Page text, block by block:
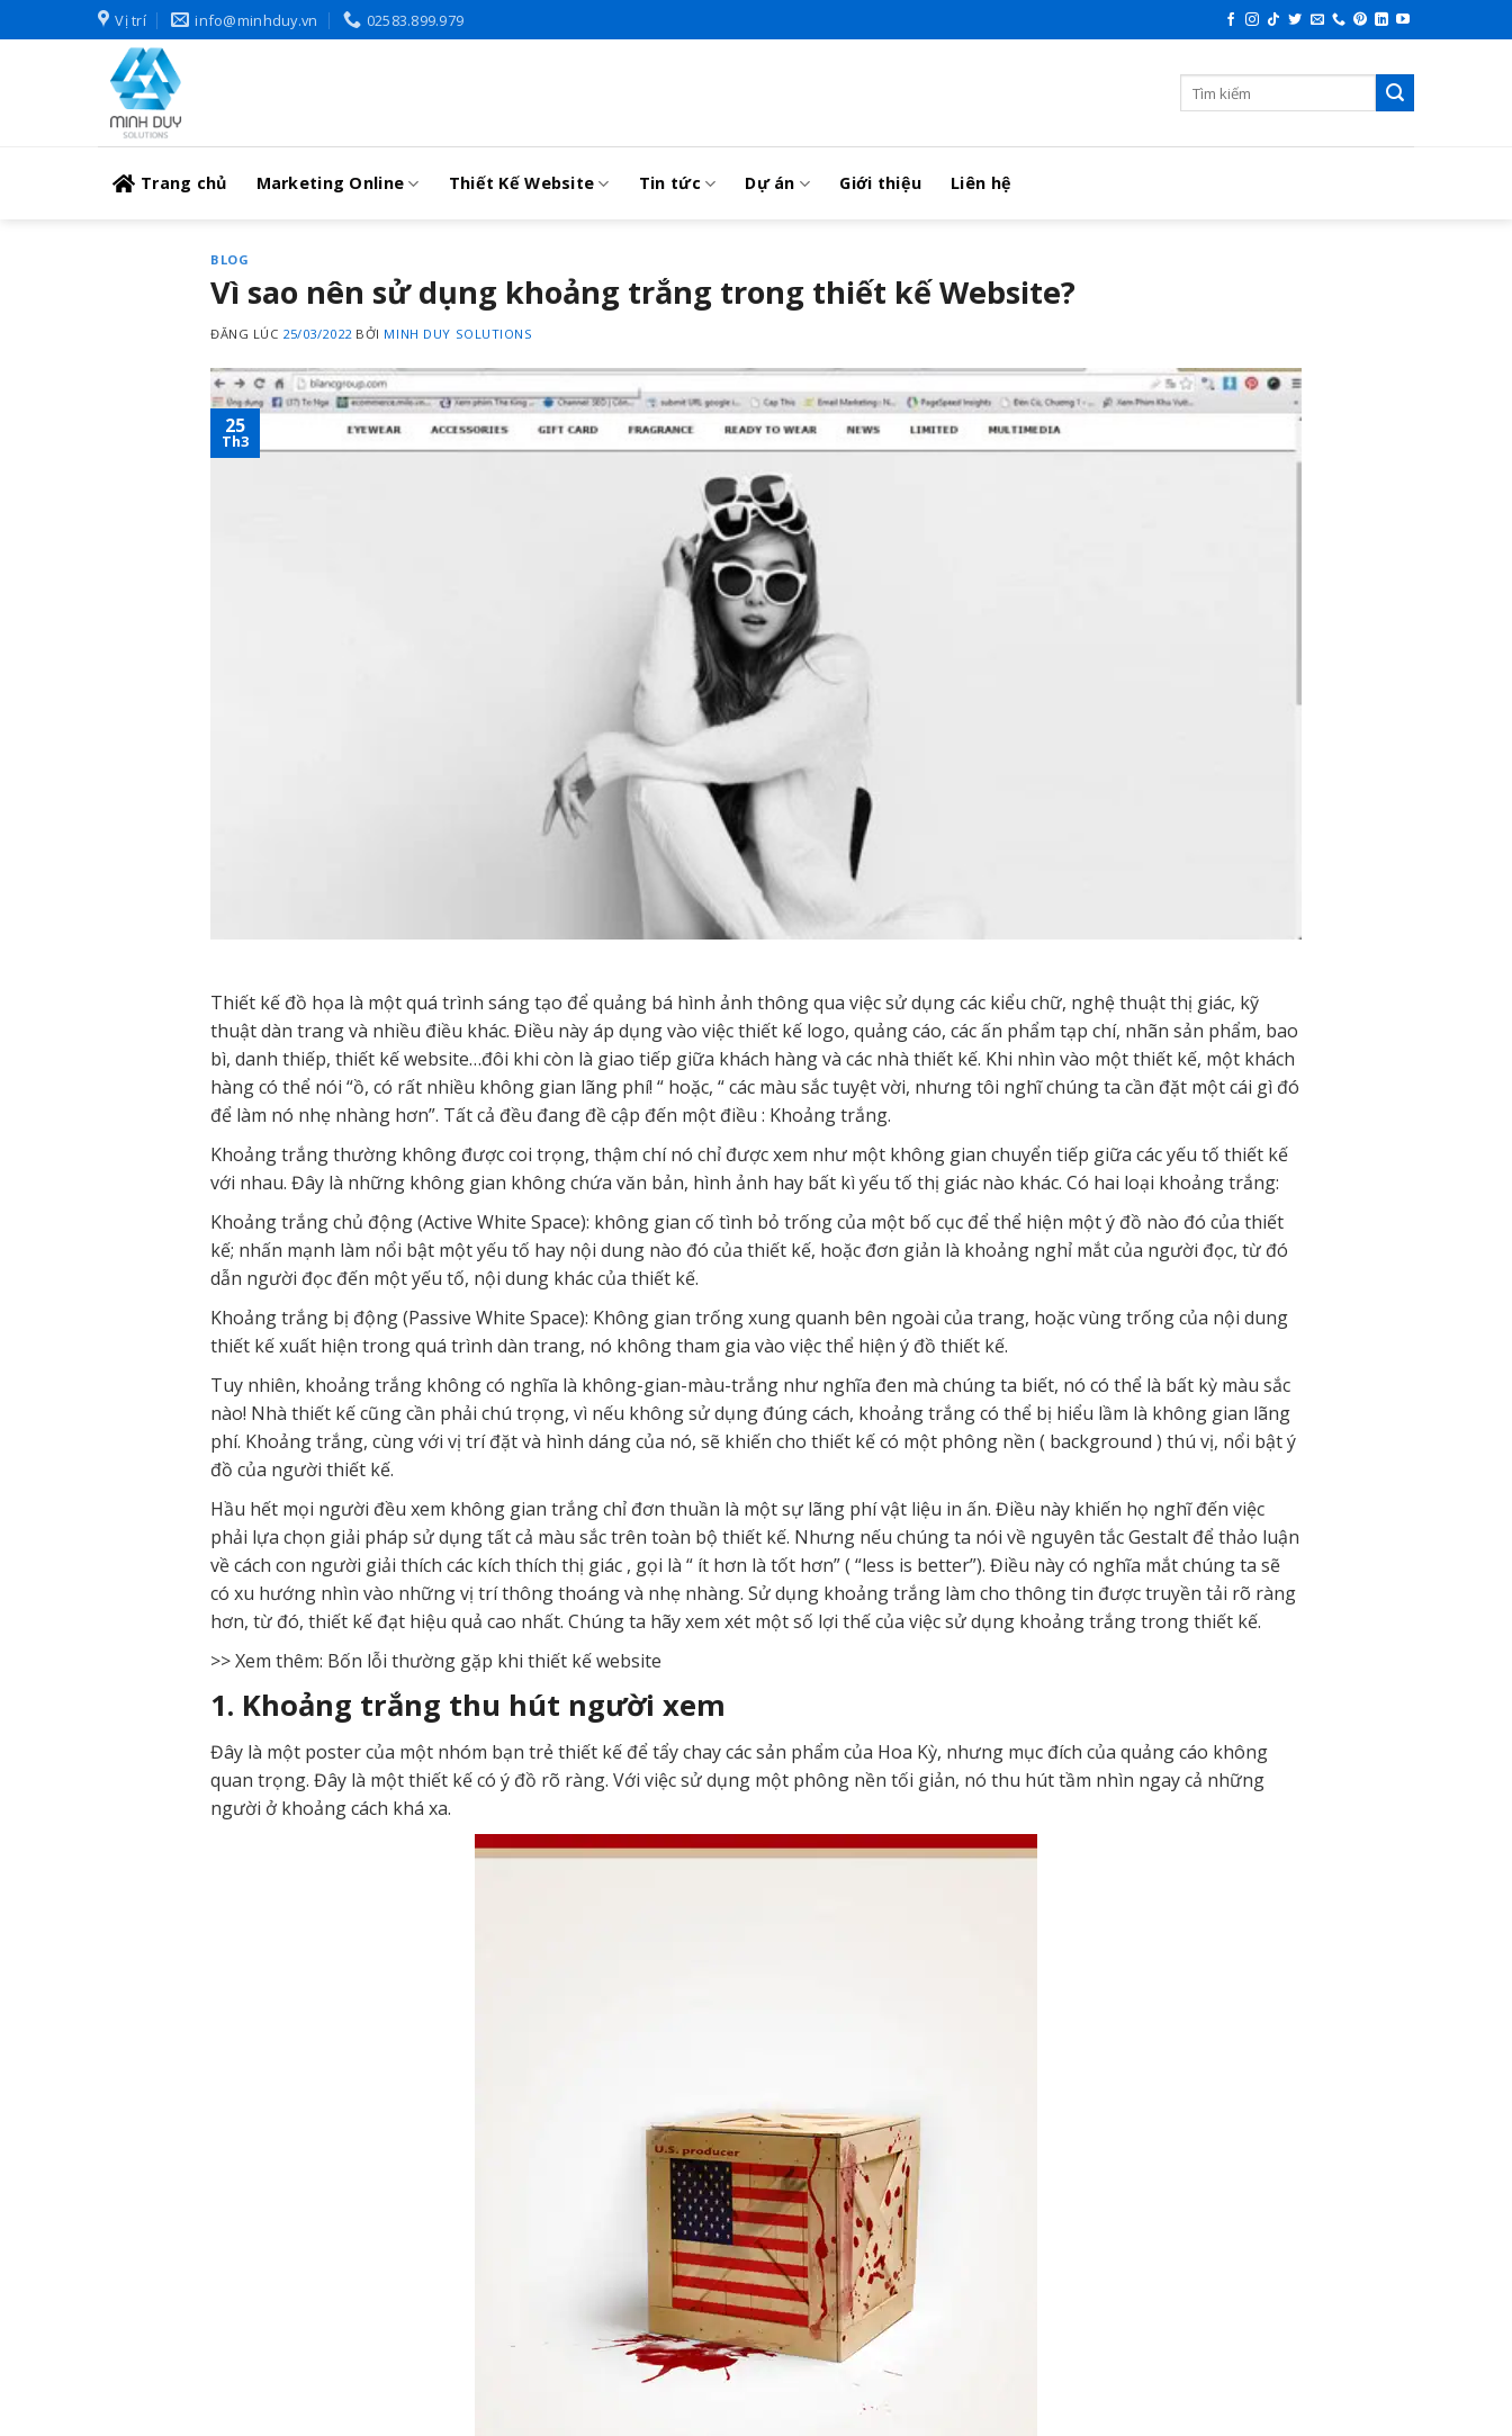
to
Vị trí info@minhduy.vn 02583.899.979
Trang chủ Marketing Online Thiết Kế Website Tin tức Dự án Giới thiệu Liên hệ
BLOG
Vì sao nên sử dụng khoảng trắng trong thiết kế Website?
ĐĂNG LÚC 25/03/2022 BỞI MINH DUY SOLUTIONS
25
Th3
Thiết kế đồ họa là một quá trình sáng tạo để quảng bá hình ảnh thông qua việc sử dụng các kiểu chữ, nghệ thuật thị giác, kỹ
thuật dàn trang và nhiều điều khác. Điều này áp dụng vào việc thiết kế logo, quảng cáo, các ấn phẩm tạp chí, nhãn sản phẩm, bao
bì, danh thiếp, thiết kế website…đôi khi còn là giao tiếp giữa khách hàng và các nhà thiết kế. Khi nhìn vào một thiết kế, một khách
hàng có thể nói “ồ, có rất nhiều không gian lãng phí! “ hoặc, “ các màu sắc tuyệt vời, nhưng tôi nghĩ chúng ta cần đặt một cái gì đó
để làm nó nhẹ nhàng hơn”. Tất cả đều đang đề cập đến một điều : Khoảng trắng.
Khoảng trắng thường không được coi trọng, thậm chí nó chỉ được xem như một không gian chuyển tiếp giữa các yếu tố thiết kế
với nhau. Đây là những không gian không chứa văn bản, hình ảnh hay bất kì yếu tố thị giác nào khác. Có hai loại khoảng trắng:
Khoảng trắng chủ động (Active White Space): không gian cố tình bỏ trống của một bố cục để thể hiện một ý đồ nào đó của thiết
kế; nhấn mạnh làm nổi bật một yếu tố hay nội dung nào đó của thiết kế, hoặc đơn giản là khoảng nghỉ mắt của người đọc, từ đó
dẫn người đọc đến một yếu tố, nội dung khác của thiết kế.
Khoảng trắng bị động (Passive White Space): Không gian trống xung quanh bên ngoài của trang, hoặc vùng trống của nội dung
thiết kế xuất hiện trong quá trình dàn trang, nó không tham gia vào việc thể hiện ý đồ thiết kế.
Tuy nhiên, khoảng trắng không có nghĩa là không-gian-màu-trắng như nghĩa đen mà chúng ta biết, nó có thể là bất kỳ màu sắc
nào! Nhà thiết kế cũng cần phải chú trọng, vì nếu không sử dụng đúng cách, khoảng trắng có thể bị hiểu lầm là không gian lãng
phí. Khoảng trắng, cùng với vị trí đặt và hình dáng của nó, sẽ khiến cho thiết kế có một phông nền ( background ) thú vị, nổi bật ý
đồ của người thiết kế.
Hầu hết mọi người đều xem không gian trắng chỉ đơn thuần là một sự lãng phí vật liệu in ấn. Điều này khiến họ nghĩ đến việc
phải lựa chọn giải pháp sử dụng tất cả màu sắc trên toàn bộ thiết kế. Nhưng nếu chúng ta nói về nguyên tắc Gestalt để thảo luận
về cách con người giải thích các kích thích thị giác , gọi là “ ít hơn là tốt hơn” ( “less is better”). Điều này có nghĩa mắt chúng ta sẽ
có xu hướng nhìn vào những vị trí thông thoáng và nhẹ nhàng. Sử dụng khoảng trắng làm cho thông tin được truyền tải rõ ràng
hơn, từ đó, thiết kế đạt hiệu quả cao nhất. Chúng ta hãy xem xét một số lợi thế của việc sử dụng khoảng trắng trong thiết kế.
>> Xem thêm: Bốn lỗi thường gặp khi thiết kế website
1. Khoảng trắng thu hút người xem
Đây là một poster của một nhóm bạn trẻ thiết kế để tẩy chay các sản phẩm của Hoa Kỳ, nhưng mục đích của quảng cáo không
quan trọng. Đây là một thiết kế có ý đồ rõ ràng. Với việc sử dụng một phông nền tối giản, nó thu hút tầm nhìn ngay cả những
người ở khoảng cách khá xa.